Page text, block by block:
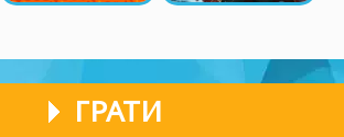
ГРАТИ